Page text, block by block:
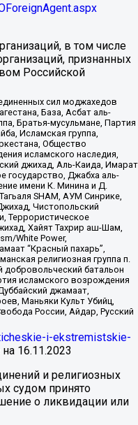
в том числе
признанных
Российской
сил моджахедов
База, Асбат аль-
Братья-мусульмане, Партия
Исламская группа,
Общество
исламского наследия,
джихад, Аль-Каида, Имарат
государство, Джабха аль-
имени К. Минина и Д.
SHAM, АУМ Синрике,
Чистопольский
Террористическое
Хайят Тахрир аш-Шам,
White Power,
“Красный пахарь”,
религиозная группа п.
добровольческий батальон
исламского возрождения
джамаат,
Маньяки Культ Убийц,
России, Айдар, Русский
i-ekstremistskie-
16.11.2023
и религиозных
судом принято
о ликвидации или